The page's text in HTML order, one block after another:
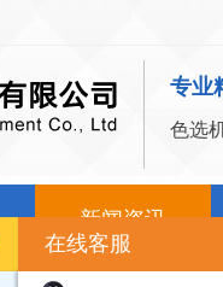
专业
色选
新闻资讯
在线客服